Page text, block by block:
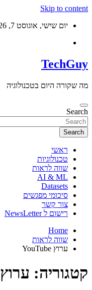
Skip to content
יום שישי, אוגוסט 7, 2026
TechGuy
מה שקורה היום בטכנולוגיה
Search
Search
ראשי
טכנולוגיות
שווה לראות
AI & ML
Datasets
סיכומי מפגשים
צור קשר
רישום ל NewsLetter
Home
שווה לראות
ערוץ YouTube
קטגוריה: ערוץ YouTube